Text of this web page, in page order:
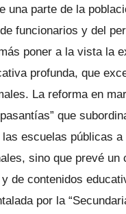
una parte de la
funcionarios y del
poner a la vista la
profunda, que
La reforma en
que
las escuelas públicas
sino que prevé un
de contenidos
por la